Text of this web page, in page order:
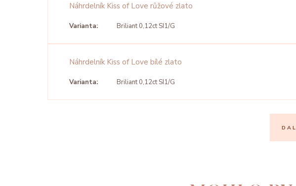
Náhrdelník Kiss of Love růžové zlato
Varianta: Briliant 0,12ct SI1/G
Náhrdelník Kiss of Love bílé zlato
Varianta: Briliant 0,12ct SI1/G